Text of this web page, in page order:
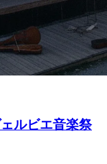
ルビエ音楽祭